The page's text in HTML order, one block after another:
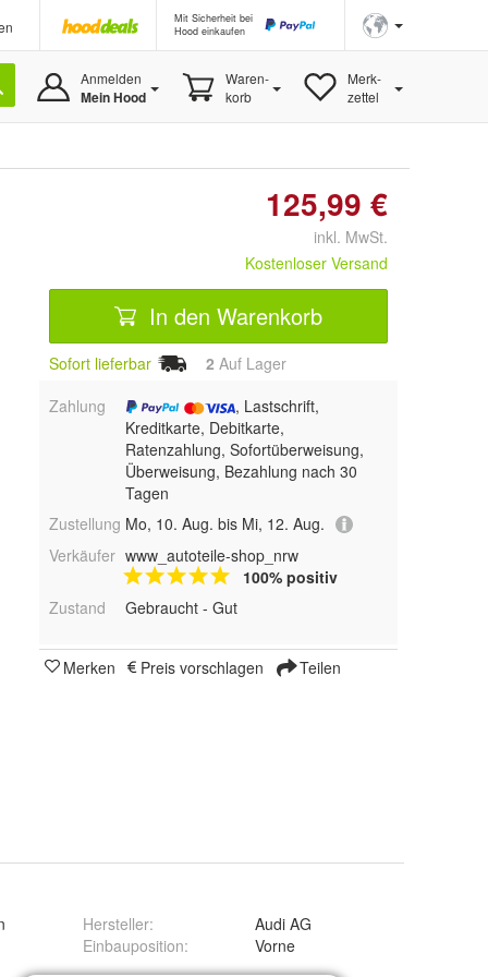
Mit Sicherheit bei
Hood einkaufen
Anmelden
Mein Hood
Waren-
korb
Merk-
zettel
125,99 €
inkl. MwSt.
Kostenloser Versand
In den Warenkorb
Sofort lieferbar 2 Auf Lager
Zahlung
, Lastschrift,
Kreditkarte, Debitkarte,
Ratenzahlung, Sofortüberweisung,
Überweisung, Bezahlung nach 30
Tagen
Zustellung Mo, 10. Aug. bis Mi, 12. Aug.
Verkäufer www_autoteile-shop_nrw
100% positiv
Zustand
Gebraucht - Gut
Merken Preis vorschlagen Teilen
Hersteller:
Audi AG
Einbauposition: Vorne